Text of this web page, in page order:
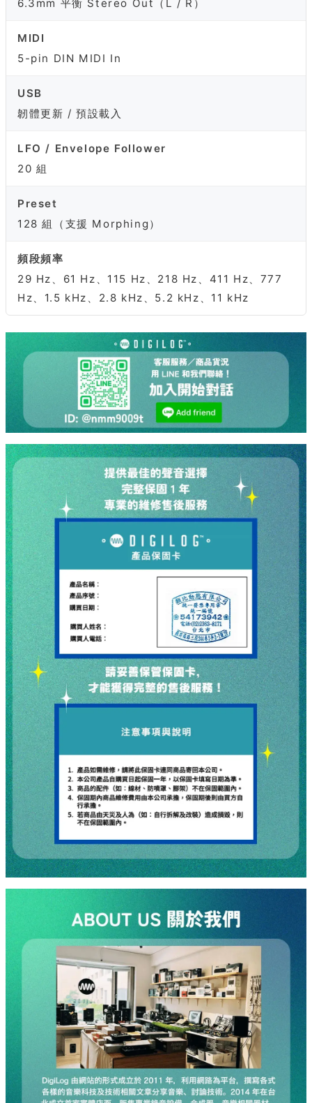
6.3mm 平衡 Stereo Out（L / R）
MIDI
5-pin DIN MIDI In
USB
韌體更新 / 預設載入
LFO / Envelope Follower
20 組
Preset
128 組（支援 Morphing）
頻段頻率
29 Hz、61 Hz、115 Hz、218 Hz、411 Hz、777
Hz、1.5 kHz、2.8 kHz、5.2 kHz、11 kHz